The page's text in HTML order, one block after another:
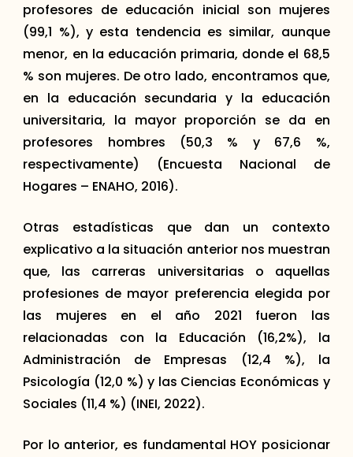
profesores de educación inicial son mujeres
(99,1 %), y esta tendencia es similar, aunque
menor, en la educación primaria, donde el 68,5
% son mujeres. De otro lado, encontramos que,
en la educación secundaria y la educación
universitaria, la mayor proporción se da en
profesores hombres (50,3 % y 67,6 %,
respectivamente) (Encuesta Nacional de
Hogares – ENAHO, 2016).
Otras estadísticas que dan un contexto
explicativo a la situación anterior nos muestran
que, las carreras universitarias o aquellas
profesiones de mayor preferencia elegida por
las mujeres en el año 2021 fueron las
relacionadas con la Educación (16,2%), la
Administración de Empresas (12,4 %), la
Psicología (12,0 %) y las Ciencias Económicas y
Sociales (11,4 %) (INEI, 2022).
Por lo anterior, es fundamental HOY posicionar